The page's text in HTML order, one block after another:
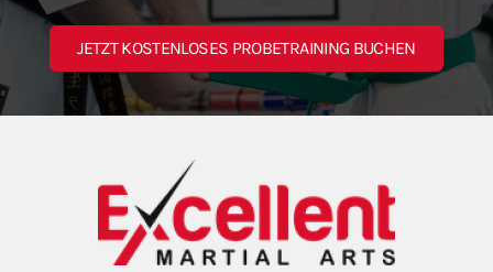
JETZT KOSTENLOSES PROBETRAINING BUCHEN